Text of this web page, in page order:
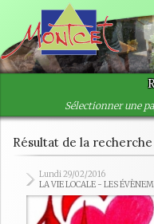
Résultat de la recherche
Lundi 29/02/2016
LA VIE LOCALE - LES